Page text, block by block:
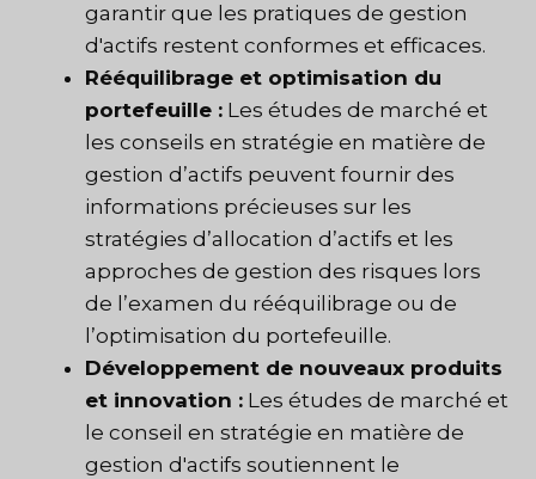
garantir que les pratiques de gestion
d'actifs restent conformes et efficaces.
Rééquilibrage et optimisation du
portefeuille : Les études de marché et
les conseils en stratégie en matière de
gestion d’actifs peuvent fournir des
informations précieuses sur les
stratégies d’allocation d’actifs et les
approches de gestion des risques lors
de l’examen du rééquilibrage ou de
l’optimisation du portefeuille.
Développement de nouveaux produits
et innovation : Les études de marché et
le conseil en stratégie en matière de
gestion d'actifs soutiennent le